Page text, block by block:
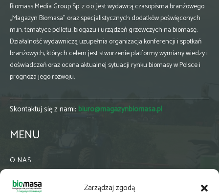
Zarządzaj zgodą
Biomass Media Group Sp. z o.o. jest wydawcą czasopisma branżowego
„Magazyn Biomasa” oraz specjalistycznych dodatków poświęconych
m.in. tematyce pelletu, biogazu i urządzeń grzewczych na biomasę.
Działalność wydawniczą uzupełnia organizacja konferencji i spotkań
branżowych, których celem jest stworzenie platformy wymiany wiedzy i
doświadczeń oraz ocena aktualnej sytuacji rynku biomasy w Polsce i
prognoza jego rozwoju.
Skontaktuj się z nami: biuro@magazynbiomasa.pl
MENU
O NAS
WSPÓŁPRACA